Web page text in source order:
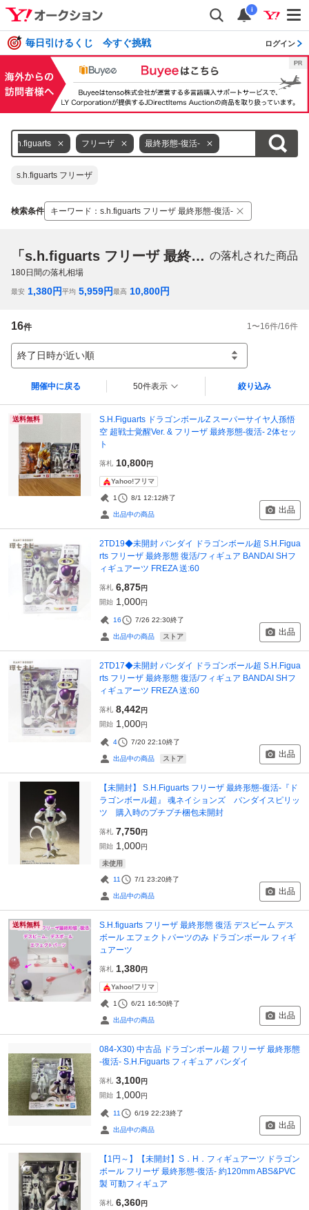
i
毎日引けるくじ 今すぐ挑戦 ログイン
s.h.figuarts フリーザ 最終形態-復活-
s.h.figuarts フリーザ
検索条件 キーワード ： s.h.figuarts フリーザ 最終形態-復活-
「s.h.figuarts フリーザ 最終形態-復活-」 の落札された商品
180日間の落札相場
最安 1,380円平均 5,959円最高 10,800円
16件 1 〜16件/16件
終了日時が近い順
開催中に戻る 50件表示 絞り込み
送料無料
S.H.Figuarts ドラゴンボールZ スーパーサイヤ人孫悟
空 超戦士覚醒Ver. & フリーザ 最終形態-復活- 2体セッ
ト
落札 10,800円
Yahoo!フリマ
1 8/1 12:12終了
出品中の商品 出品
2TD19◆未開封 バンダイ ドラゴンボール超 S.H.Figua
rts フリーザ 最終形態 復活/フィギュア BANDAI SHフ
ィギュアーツ FREZA 送:60
落札 6,875円
開始 1,000円
16 7/26 22:30終了
出品中の商品 ストア 出品
2TD17◆未開封 バンダイ ドラゴンボール超 S.H.Figua
rts フリーザ 最終形態 復活/フィギュア BANDAI SHフ
ィギュアーツ FREZA 送:60
落札 8,442円
開始 1,000円
4 7/20 22:10終了
出品中の商品 ストア 出品
【未開封】 S.H.Figuarts フリーザ 最終形態-復活-『ド
ラゴンボール超』 魂ネイションズ バンダイスピリッ
ツ 購入時のプチプチ梱包未開封
落札 7,750円
開始 1,000円
未使用
11 7/1 23:20終了
出品中の商品 出品
送料無料
S.H.figuarts フリーザ 最終形態 復活 デスビーム デス
ボール エフェクトパーツのみ ドラゴンボール フィギ
ュアーツ
落札 1,380円
Yahoo!フリマ
1 6/21 16:50終了
出品中の商品 出品
084-X30) 中古品 ドラゴンボール超 フリーザ 最終形態
-復活- S.H.Figuarts フィギュア バンダイ
落札 3,100円
開始 1,000円
11 6/19 22:23終了
出品中の商品 出品
【1円～】【未開封】S．H．フィギュアーツ ドラゴン
ボール フリーザ 最終形態-復活- 約120mm ABS&PVC
製 可動フィギュア
落札 6,360円